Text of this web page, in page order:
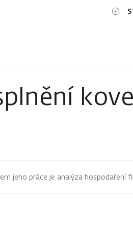
jeho práce je analýza hospodaření